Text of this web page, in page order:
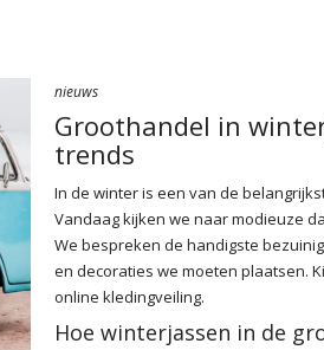
nieuws
Groothandel in
trends
In de winter is een van de
Vandaag kijken we naar modieuze
We bespreken de handigste
en decoraties we moeten plaatsen.
online kledingveiling.
Hoe winterjassen in de